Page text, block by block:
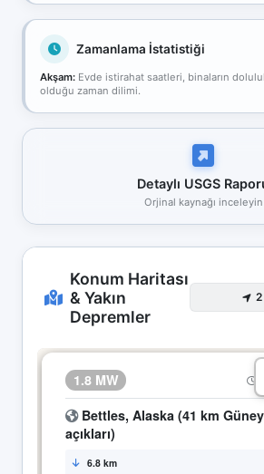
Zamanlama İstatistiği
Akşam: Evde istirahat saatleri, binaların
olduğu zaman dilimi.
Detaylı USGS
Orjinal kaynağı inceleyin
Konum Haritası
& Yakın
Depremler
1.8 MW
Bettles, Alaska (41 km
açıkları)
6.8 km